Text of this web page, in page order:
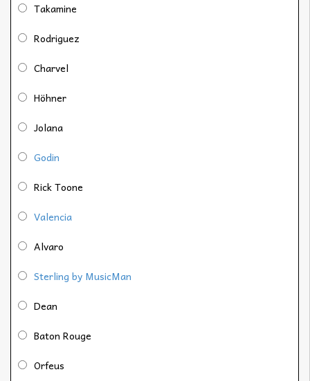
Takamine
Rodriguez
Charvel
Höhner
Jolana
Godin
Rick Toone
Valencia
Alvaro
Sterling by MusicMan
Dean
Baton Rouge
Orfeus